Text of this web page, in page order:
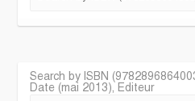
Search by ISBN
Date (mai 2013), Editeur